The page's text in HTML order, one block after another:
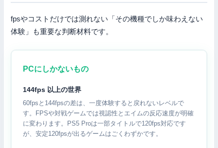
fpsやコストだけでは測れない「その機種でしか味わえない
体験」も重要な判断材料です。
PCにしかないもの
144fps 以上の世界
60fpsと144fpsの差は、一度体験すると戻れないレベルで
す。FPSや対戦ゲームでは視認性とエイムの反応速度が明確
に変わります。PS5 Proは一部タイトルで120fps対応です
が、安定120fpsが出るゲームはごくわずかです。